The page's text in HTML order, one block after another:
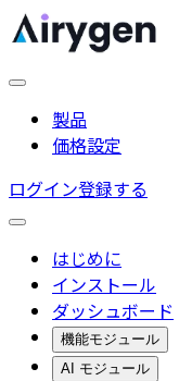
製品
価格設定
ログイン登録する
はじめに
インストール
ダッシュボード
機能モジュール
AI モジュール